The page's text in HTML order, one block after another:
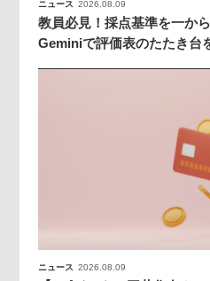
ニュース 2026.08.09
教員必見！採点基準を一か
Geminiで評価表のたたき台
ニュース 2026.08.09